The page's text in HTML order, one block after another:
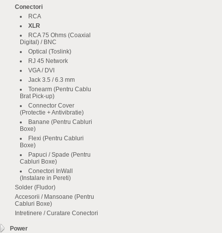
Conectori
RCA
XLR
RCA 75 Ohms (Coaxial
Digital) / BNC
Optical (Toslink)
RJ 45 Network
VGA / DVI
Jack 3.5 / 6.3 mm
Tonearm (Pentru Cablu
Brat Pick-up)
Connector Cover
(Protectie + Antivibratie)
Banane (Pentru Cabluri
Boxe)
Flexi (Pentru Cabluri
Boxe)
Papuci / Spade (Pentru
Cabluri Boxe)
Conectori InWall
(Instalare in Pereti)
Solder (Fludor)
Accesorii / Mansoane (Pentru
Cabluri Boxe)
Intretinere / Curatare Conectori
Power